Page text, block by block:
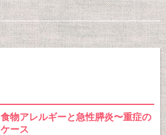
食物アレルギーと急性膵炎〜重症の
ケース